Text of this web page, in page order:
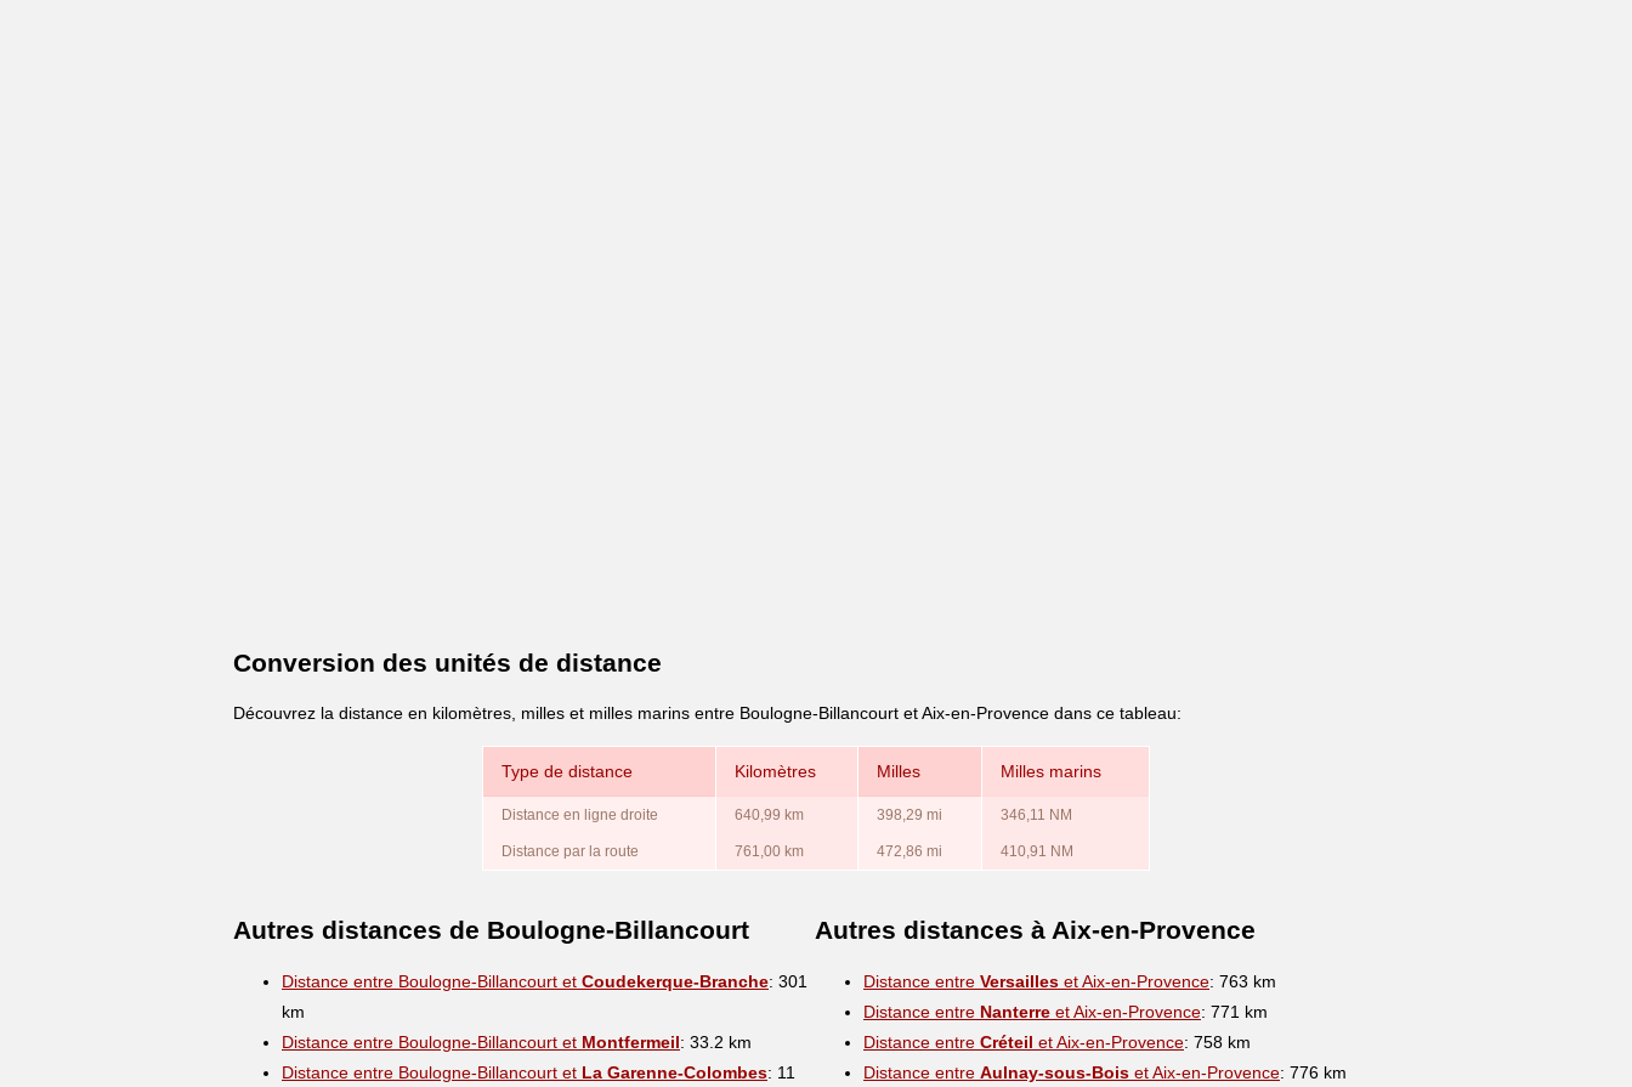
Conversion des unités de distance
Découvrez la distance en kilomètres, milles et milles marins entre Boulogne-Billancourt et Aix-en-Provence dans ce tableau:
Type de distance Kilomètres Milles Milles marins
Distance en ligne droite 640,99 km 398,29 mi 346,11 NM
Distance par la route 761,00 km 472,86 mi 410,91 NM
Autres distances de Boulogne-Billancourt
Distance entre Boulogne-Billancourt et Coudekerque-Branche: 301
km
Distance entre Boulogne-Billancourt et Montfermeil: 33.2 km
Distance entre Boulogne-Billancourt et La Garenne-Colombes: 11
Autres distances à Aix-en-Provence
Distance entre Versailles et Aix-en-Provence: 763 km
Distance entre Nanterre et Aix-en-Provence: 771 km
Distance entre Créteil et Aix-en-Provence: 758 km
Distance entre Aulnay-sous-Bois et Aix-en-Provence: 776 km